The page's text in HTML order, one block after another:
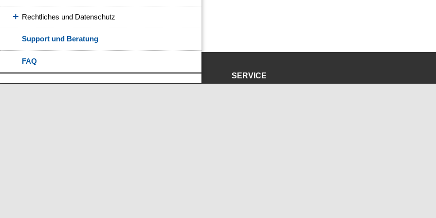
Rechtliches und Datenschutz
Support und Beratung
FAQ
SERVICE